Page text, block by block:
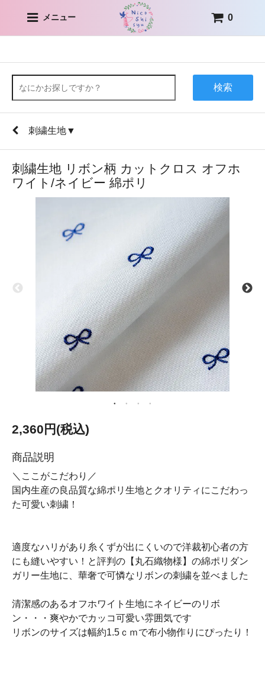
メニュー 0
検索
刺繍生地▼
刺繍生地 リボン柄 カットクロス オフホ
ワイト/ネイビー 綿ポリ
2,360円(税込)
商品説明
＼ここがこだわり／
国内生産の良品質な綿ポリ生地とクオリティにこだわっ
た可愛い刺繍！
適度なハリがあり糸くずが出にくいので洋裁初心者の方
にも縫いやすい！と評判の【丸石織物様】の綿ポリダン
ガリー生地に、華奢で可憐なリボンの刺繍を並べました
清潔感のあるオフホワイト生地にネイビーのリボ
ン・・・爽やかでカッコ可愛い雰囲気です
リボンのサイズは幅約1.5ｃｍで布小物作りにぴったり！